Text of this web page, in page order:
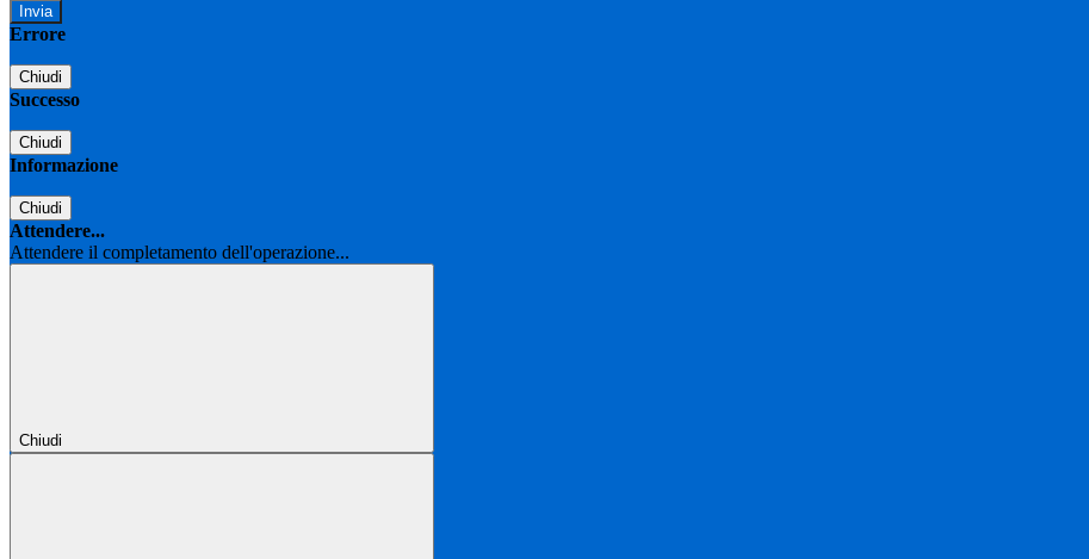
Errore
Chiudi
Successo
Chiudi
Informazione
Chiudi
Attendere...
Attendere il completamento dell'operazione...
Chiudi